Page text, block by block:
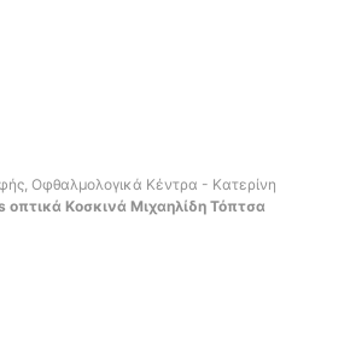
Οφθαλμολογικά Κέντρα - Κατερίνη
Κοσκινά Μιχαηλίδη Τόπτσα